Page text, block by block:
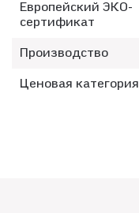
Европейский ЭКО-
сертификат
Производство
Ценовая категория